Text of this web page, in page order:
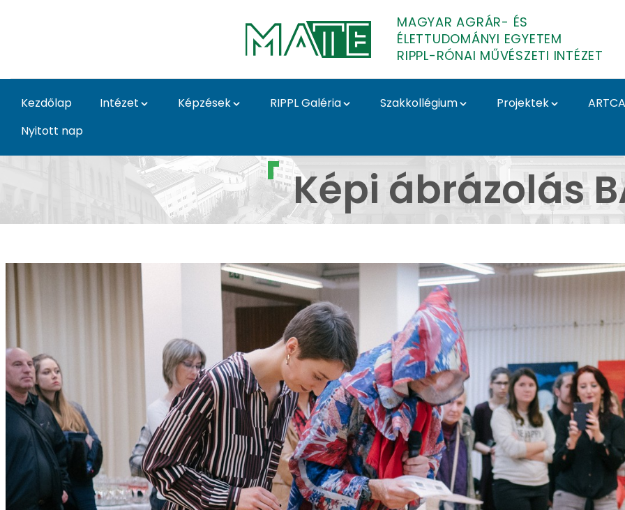
MAGYAR AGRÁR- ÉS
ÉLETTUDOMÁNYI EGYETEM
RIPPL-RÓNAI MŰVÉSZETI INTÉZET
Kezdőlap Intézet Képzések RIPPL Galéria Szakkollégium Projektek
Nyitott nap
Képi ábrázolás galéria - Képi ábrázolás BA
Képi ábrázolás